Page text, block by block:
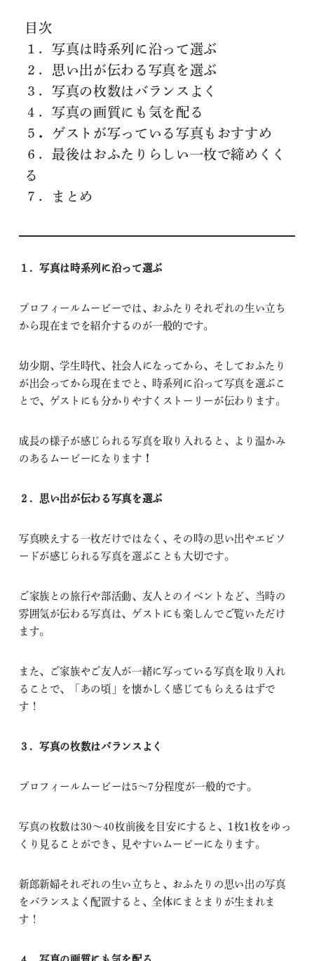
目次
１．写真は時系列に沿って選ぶ
２．思い出が伝わる写真を選ぶ
３．写真の枚数はバランスよく
４．写真の画質にも気を配る
５ ． ゲストが写っている写真もおすすめ
６．最後はおふたりらしい一枚で締めくく
る
７．まとめ
１．写真は時系列に沿って選ぶ
プロフィールムービーでは、おふたりそれぞれの生い立ち
から現在までを紹介するのが一般的です。
幼少期、学生時代、社会人になってから、そしておふたり
が出会ってから現在までと、時系列に沿って写真を選ぶこ
とで、ゲストにも分かりやすくストーリーが伝わります。
成長の様子が感じられる写真を取り入れると、より温かみ
のあるムービーになります ！
２．思い出が伝わる写真を選ぶ
写真映えする一枚だけではなく、その時の思い出やエピソ
ードが感じられる写真を選ぶことも大切です。
ご家族との旅行や部活動、友人とのイベントなど、当時の
雰囲気が伝わる写真は、ゲストにも楽しんでご覧いただけ
ます。
また、ご家族やご友人が一緒に写っている写真を取り入れ
ることで、「あの頃」を懐かしく感じてもらえるはずで
す！
３．写真の枚数はバランスよく
プロフィールムービーは5〜7分程度が一般的です。
写真の枚数は30〜40枚前後を目安にすると、1枚1枚をゆっ
くり見ることができ、見やすいムービーになります。
新郎新婦それぞれの生い立ちと、おふたりの思い出の写真
をバランスよく配置すると、全体にまとまりが生まれま
す！